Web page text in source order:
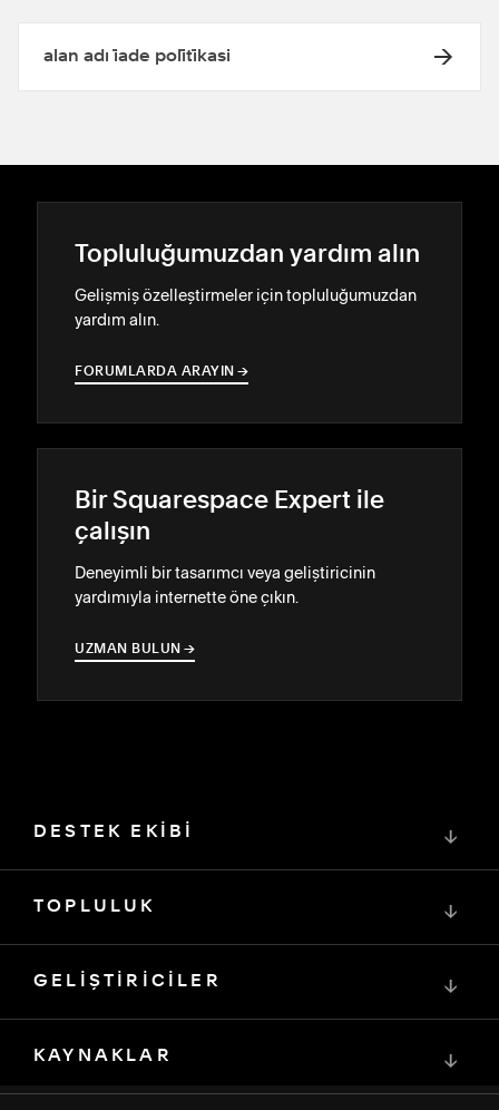
alan adı i̇ade poli̇ti̇kasi
Topluluğumuzdan yardım alın
Gelişmiş özelleştirmeler için topluluğumuzdan
yardım alın.
FORUMLARDA ARAYIN →
→
Bir Squarespace Expert ile
çalışın
Deneyimli bir tasarımcı veya geliştiricinin
yardımıyla internette öne çıkın.
UZMAN BULUN →
→
DESTEK EKİBİ ↓
TOPLULUK ↓
GELİŞTİRİCİLER ↓
KAYNAKLAR ↓